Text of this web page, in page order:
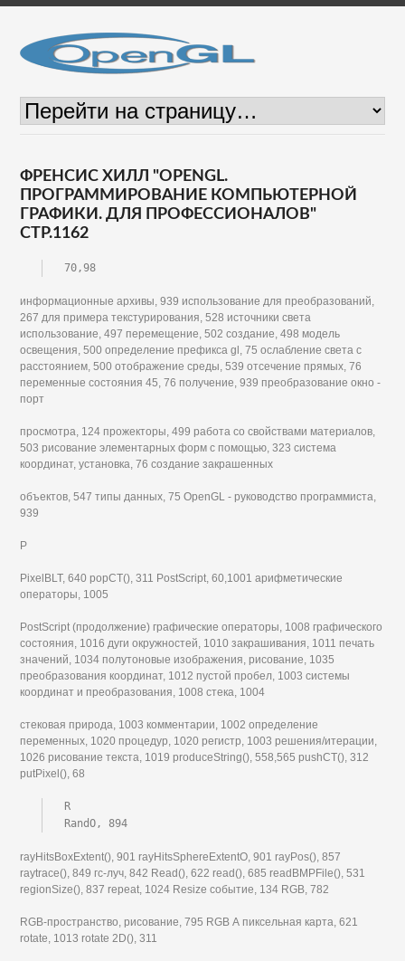
ФРЕНСИС ХИЛЛ "OPENGL.
ПРОГРАММИРОВАНИЕ КОМПЬЮТЕРНОЙ
ГРАФИКИ. ДЛЯ ПРОФЕССИОНАЛОВ"
СТР.1162
70,98
информационные архивы, 939 использование для преобразований,
267 для примера текстурирования, 528 источники света
использование, 497 перемещение, 502 создание, 498 модель
освещения, 500 определение префикса gl, 75 ослабление света с
расстоянием, 500 отображение среды, 539 отсечение прямых, 76
переменные состояния 45, 76 получение, 939 преобразование окно -
порт
просмотра, 124 прожекторы, 499 работа со свойствами материалов,
503 рисование элементарных форм с помощью, 323 система
координат, установка, 76 создание закрашенных
объектов, 547 типы данных, 75 OpenGL - руководство программиста,
939
Р
PixelBLT, 640 рорСТ(), 311 PostScript, 60,1001 арифметические
операторы, 1005
PostScript (продолжение) графические операторы, 1008 графического
состояния, 1016 дуги окружностей, 1010 закрашивания, 1011 печать
значений, 1034 полутоновые изображения, рисование, 1035
преобразования координат, 1012 пустой пробел, 1003 системы
координат и преобразования, 1008 стека, 1004
стековая природа, 1003 комментарии, 1002 определение
переменных, 1020 процедур, 1020 регистр, 1003 решения/итерации,
1026 рисование текста, 1019 produceString(), 558,565 pushCT(), 312
putPixel(), 68
R
RandO, 894
rayHitsBoxExtent(), 901 rayHitsSphereExtentO, 901 rayPos(), 857
raytrace(), 849 гс-луч, 842 Read(), 622 read(), 685 readBMPFile(), 531
regionSize(), 837 repeat, 1024 Resize событие, 134 RGB, 782
RGB-пространство, рисование, 795 RGB А пиксельная карта, 621
rotate, 1013 rotate 2D(), 311